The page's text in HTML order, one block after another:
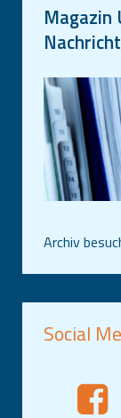
Magazin
Archiv
Social